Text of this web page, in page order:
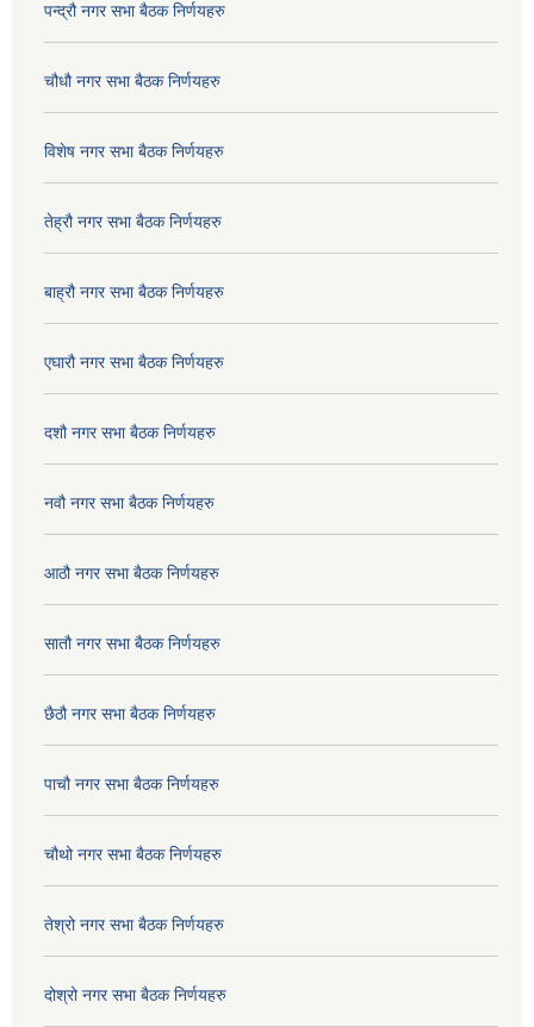
पन्द्रौ नगर सभा बैठक निर्णयहरु
चौधौ नगर सभा बैठक निर्णयहरु
विशेष नगर सभा बैठक निर्णयहरु
तेह्रौ नगर सभा बैठक निर्णयहरु
बाह्रौ नगर सभा बैठक निर्णयहरु
एघारौ नगर सभा बैठक निर्णयहरु
दशौ नगर सभा बैठक निर्णयहरु
नवौ नगर सभा बैठक निर्णयहरु
आठौ नगर सभा बैठक निर्णयहरु
सातौ नगर सभा बैठक निर्णयहरु
छैठौ नगर सभा बैठक निर्णयहरु
पाचौ नगर सभा बैठक निर्णयहरु
चौथो नगर सभा बैठक निर्णयहरु
तेश्रो नगर सभा बैठक निर्णयहरु
दोश्रो नगर सभा बैठक निर्णयहरु